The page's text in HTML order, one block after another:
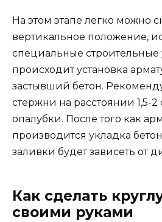
На этом этапе легко можно
вертикальное положение,
специальные строительные
происходит установка
застывший бетон.
стержни на расстоянии 1,5-2
опалубки. После того как
производится укладка
заливки будет зависеть от
Как сделать
своими руками